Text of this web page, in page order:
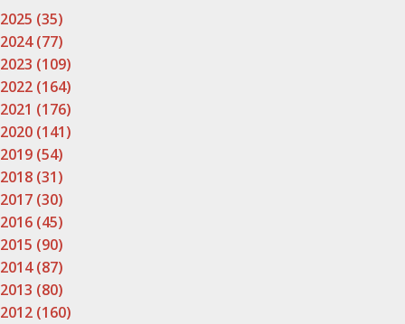
2025 (35)
2024 (77)
2023 (109)
2022 (164)
2021 (176)
2020 (141)
2019 (54)
2018 (31)
2017 (30)
2016 (45)
2015 (90)
2014 (87)
2013 (80)
2012 (160)